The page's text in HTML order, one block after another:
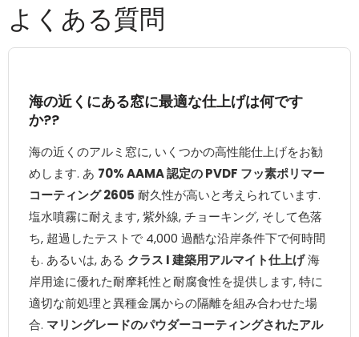
よくある質問
海の近くにある窓に最適な仕上げは何です
か??
海の近くのアルミ窓に, いくつかの高性能仕上げをお勧
めします. あ 70% AAMA 認定の PVDF フッ素ポリマー
コーティング 2605 耐久性が高いと考えられています.
塩水噴霧に耐えます, 紫外線, チョーキング, そして色落
ち, 超過したテストで 4,000 過酷な沿岸条件下で何時間
も. あるいは, ある クラス I 建築用アルマイト仕上げ海
岸用途に優れた耐摩耗性と耐腐食性を提供します, 特に
適切な前処理と異種金属からの隔離を組み合わせた場
合. マリングレードのパウダーコーティングされたアル